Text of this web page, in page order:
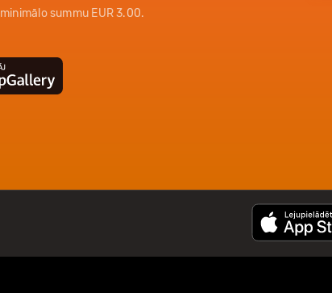
minimālo summu EUR 3.00.